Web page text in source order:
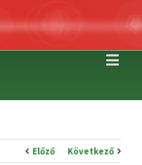
Előző Következő